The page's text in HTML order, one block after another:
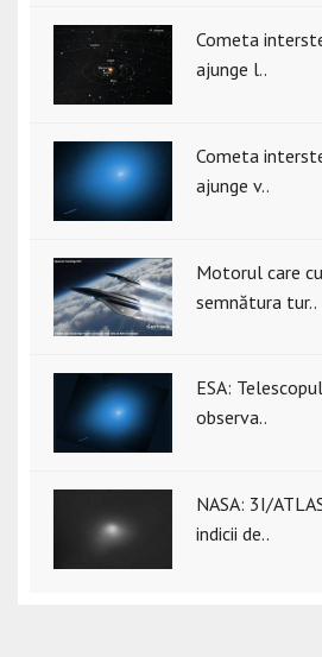
Cometa
ajunge l..
Cometa
ajunge v..
Motorul care
semnătura tur..
ESA:
observa..
NASA: 3I/
indicii de..